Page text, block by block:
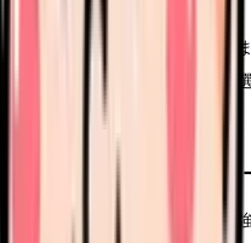
求人を見る時の精度が上がり
募すると、給与や通勤だけで
が再燃することがあります。
きたいで起きやすい具体ケ
たいという気持ちが勤務前に